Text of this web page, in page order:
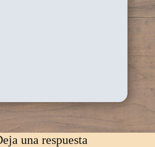
una respuesta